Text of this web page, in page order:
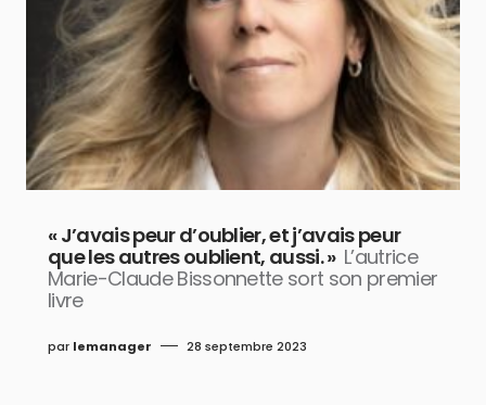
« J’avais peur d’oublier, et j’avais peur
que les autres oublient, aussi. » L’autrice
Marie-Claude Bissonnette sort son premier
livre
par lemanager 28 septembre 2023